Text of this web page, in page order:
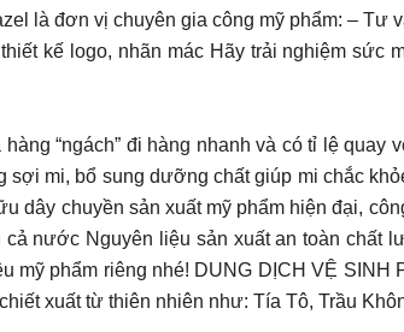
là đơn vị chuyên gia công mỹ phẩm: –
kế logo, nhãn mác Hãy trải nghiệm sức
“ngách” đi hàng nhanh và có tỉ lệ
mi, bổ sung dưỡng chất giúp mi chắc
dây chuyền sản xuất mỹ phẩm hiện đại,
nước Nguyên liệu sản xuất an toàn chất
phẩm riêng nhé! DUNG DỊCH VỆ SINH
xuất từ thiên nhiên như: Tía Tô, Trầu